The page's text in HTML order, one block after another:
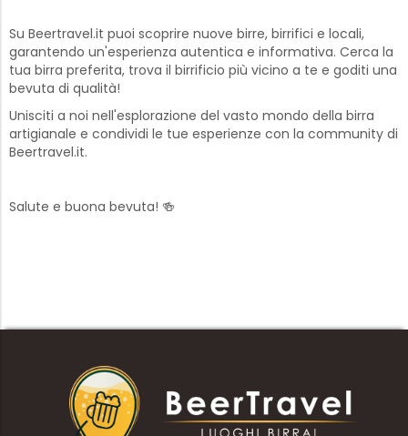
Su Beertravel.it puoi scoprire nuove birre, birrifici e locali,
garantendo un'esperienza autentica e informativa. Cerca la
tua birra preferita, trova il birrificio più vicino a te e goditi una
bevuta di qualità!
Unisciti a noi nell'esplorazione del vasto mondo della birra
artigianale e condividi le tue esperienze con la community di
Beertravel.it.
Salute e buona bevuta! 🍻